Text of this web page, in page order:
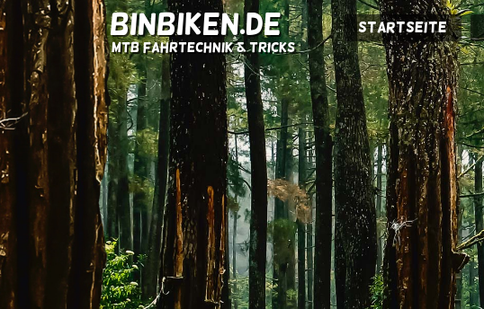
BINBIKEN.DE
MTB Fahrtechnik & Tricks
Startseite